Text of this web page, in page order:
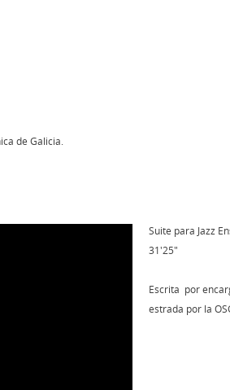
de Galicia.
Suite para Jazz
31'25"
Escrita por
estrada por la